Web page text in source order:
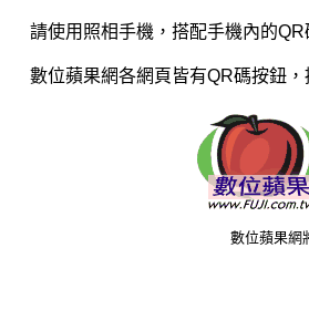
請使用照相手機，搭配手機內的
數位蘋果網各網頁皆有QR碼按鈕
數位蘋果網